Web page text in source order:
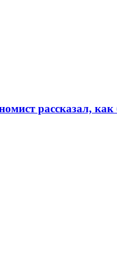
рассказал,